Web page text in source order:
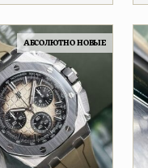
АБСОЛЮТНО НОВЫЕ